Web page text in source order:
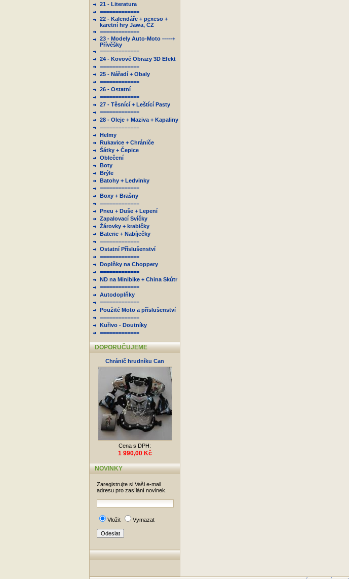
21 - Literatura
=============
22 - Kalendáře + pexeso +
karetní hry Jawa, ČZ
=============
23 - Modely Auto-Moto -----+
Přívěšky
=============
24 - Kovové Obrazy 3D Efekt
=============
25 - Nářadí + Obaly
=============
26 - Ostatní
=============
27 - Těsnící + Leštící Pasty
=============
28 - Oleje + Maziva + Kapaliny
=============
Helmy
Rukavice + Chrániče
Šátky + Čepice
Oblečení
Boty
Brýle
Batohy + Ledvinky
=============
Boxy + Brašny
=============
Pneu + Duše + Lepení
Zapalovací Svíčky
Žárovky + krabičky
Baterie + Nabíječky
=============
Ostatní Příslušenství
=============
Doplňky na Choppery
=============
ND na Minibike + China Skútr
=============
Autodoplňky
=============
Použité Moto a příslušenství
=============
Kuřivo - Doutníky
=============
DOPORUČUJEME
Chránič hrudníku Can
Cena s DPH:
1 990,00 Kč
NOVINKY
Zaregistrujte si Vaši e-mail
adresu pro zasílání novinek.
Vložit Vymazat